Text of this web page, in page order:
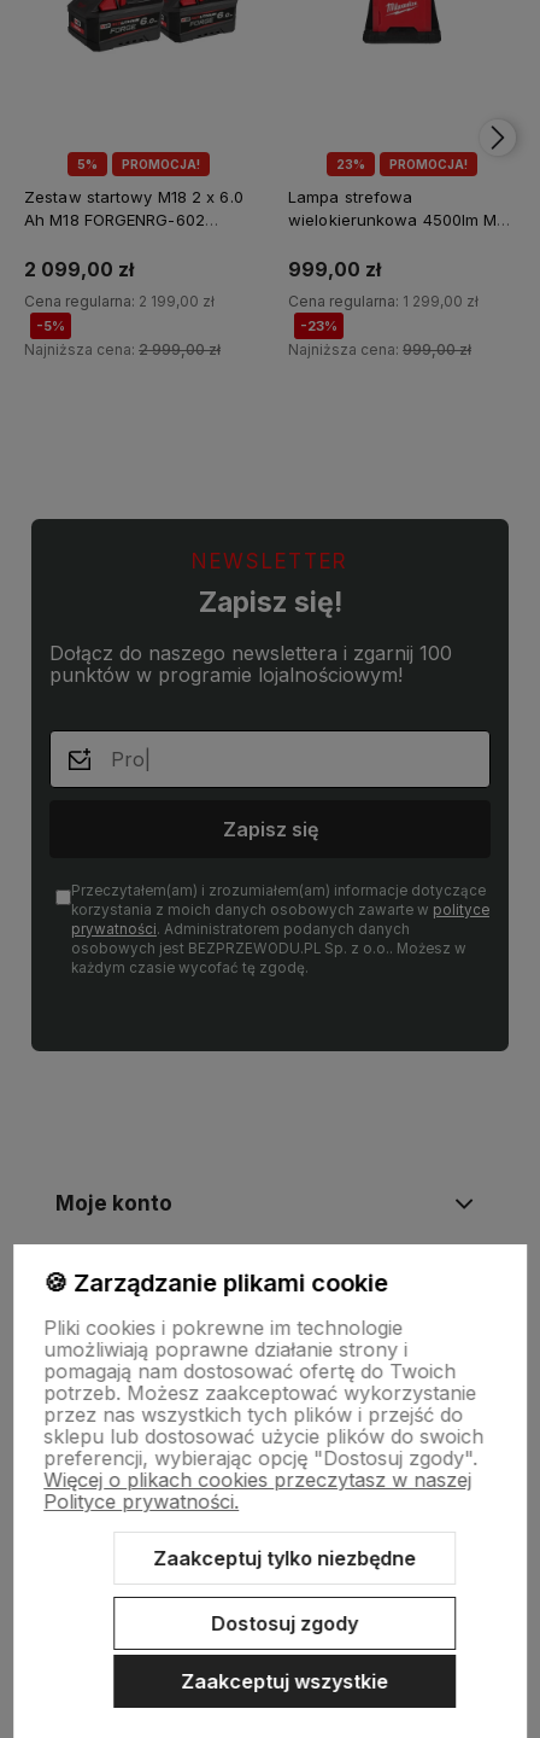
5% PROMOCJA!
Zestaw startowy M18 2 x 6.0
Ah M18 FORGENRG-602
2 099,00 zł
Cena regularna: 2 199,00 zł
-5%
Najniższa cena: 2 999,00 zł
23% PROMOCJA!
Lampa strefowa
wielokierunkowa 4500lm M18
999,00 zł
Cena regularna: 1 299,00 zł
-23%
Najniższa cena: 999,00 zł
NEWSLETTER
Zapisz się!
Dołącz do naszego newslettera i zgarnij 100
punktów w programie lojalnościowym!
Zapisz się
Przeczytałem(am) i zrozumiałem(am) informacje dotyczące
korzystania z moich danych osobowych zawarte w polityce
prywatności. Administratorem podanych danych
osobowych jest BEZPRZEWODU.PL Sp. z o.o.. Możesz w
każdym czasie wycofać tę zgodę.
Moje konto
Informacje
Płatności i zwroty
Wsparcie
🍪 Zarządzanie plikami cookie
Pliki cookies i pokrewne im technologie
umożliwiają poprawne działanie strony i
pomagają nam dostosować ofertę do Twoich
potrzeb. Możesz zaakceptować wykorzystanie
przez nas wszystkich tych plików i przejść do
sklepu lub dostosować użycie plików do swoich
preferencji, wybierając opcję "Dostosuj zgody".
Więcej o plikach cookies przeczytasz w naszej
Polityce prywatności.
Zaakceptuj tylko niezbędne
Dostosuj zgody
Zaakceptuj wszystkie